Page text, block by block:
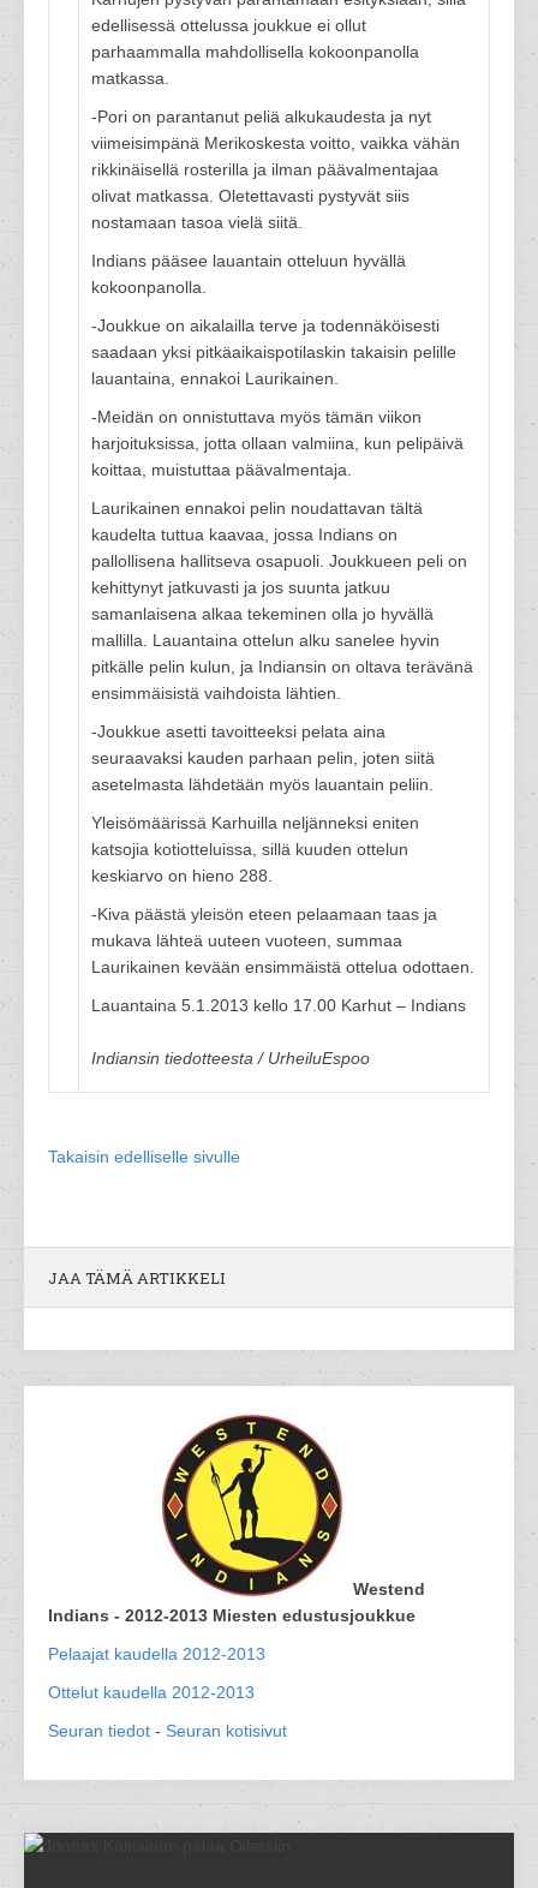
edellisessä ottelussa joukkue ei ollut
parhaammalla mahdollisella kokoonpanolla
matkassa.
-Pori on parantanut peliä alkukaudesta ja nyt
viimeisimpänä Merikoskesta voitto, vaikka vähän
rikkinäisellä rosterilla ja ilman päävalmentajaa
olivat matkassa. Oletettavasti pystyvät siis
nostamaan tasoa vielä siitä.
Indians pääsee lauantain otteluun hyvällä
kokoonpanolla.
-Joukkue on aikalailla terve ja todennäköisesti
saadaan yksi pitkäaikaispotilaskin takaisin pelille
lauantaina, ennakoi Laurikainen.
-Meidän on onnistuttava myös tämän viikon
harjoituksissa, jotta ollaan valmiina, kun pelipäivä
koittaa, muistuttaa päävalmentaja.
Laurikainen ennakoi pelin noudattavan tältä
kaudelta tuttua kaavaa, jossa Indians on
pallollisena hallitseva osapuoli. Joukkueen peli on
kehittynyt jatkuvasti ja jos suunta jatkuu
samanlaisena alkaa tekeminen olla jo hyvällä
mallilla. Lauantaina ottelun alku sanelee hyvin
pitkälle pelin kulun, ja Indiansin on oltava terävänä
ensimmäisistä vaihdoista lähtien.
-Joukkue asetti tavoitteeksi pelata aina
seuraavaksi kauden parhaan pelin, joten siitä
asetelmasta lähdetään myös lauantain peliin.
Yleisömäärissä Karhuilla neljänneksi eniten
katsojia kotiotteluissa, sillä kuuden ottelun
keskiarvo on hieno 288.
-Kiva päästä yleisön eteen pelaamaan taas ja
mukava lähteä uuteen vuoteen, summaa
Laurikainen kevään ensimmäistä ottelua odottaen.
Lauantaina 5.1.2013 kello 17.00 Karhut – Indians
Indiansin tiedotteesta / UrheiluEspoo
Takaisin edelliselle sivulle
JAA TÄMÄ ARTIKKELI
Westend
Indians - 2012-2013 Miesten edustusjoukkue
Pelaajat kaudella 2012-2013
Ottelut kaudella 2012-2013
Seuran tiedot - Seuran kotisivut